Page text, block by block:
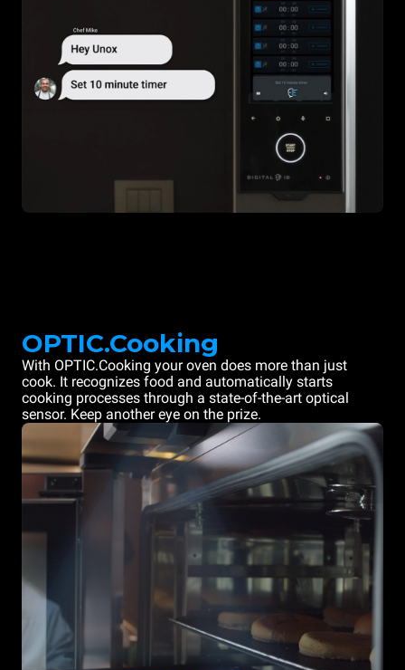
OPTIC.Cooking
With OPTIC.Cooking your oven does more than just
cook. It recognizes food and automatically starts
cooking processes through a state-of-the-art optical
sensor. Keep another eye on the prize.